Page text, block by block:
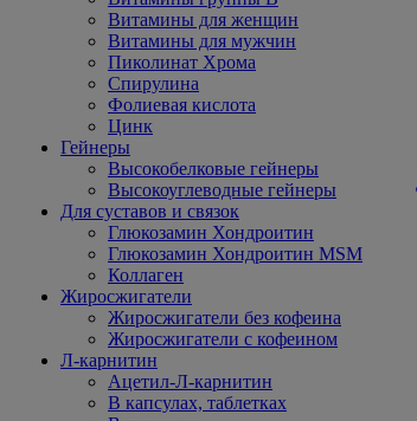
Витамины для женщин
Витамины для мужчин
Пиколинат Хрома
Спирулина
Фолиевая кислота
Цинк
Гейнеры
Высокобелковые гейнеры
Высокоуглеводные гейнеры
Для суставов и связок
Глюкозамин Хондроитин
Глюкозамин Хондроитин MSM
Коллаген
Жиросжигатели
Жиросжигатели без кофеина
Жиросжигатели с кофеином
Л-карнитин
Ацетил-Л-карнитин
В капсулах, таблетках